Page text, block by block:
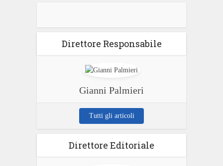
Direttore Responsabile
Gianni Palmieri
Tutti gli articoli
Direttore Editoriale